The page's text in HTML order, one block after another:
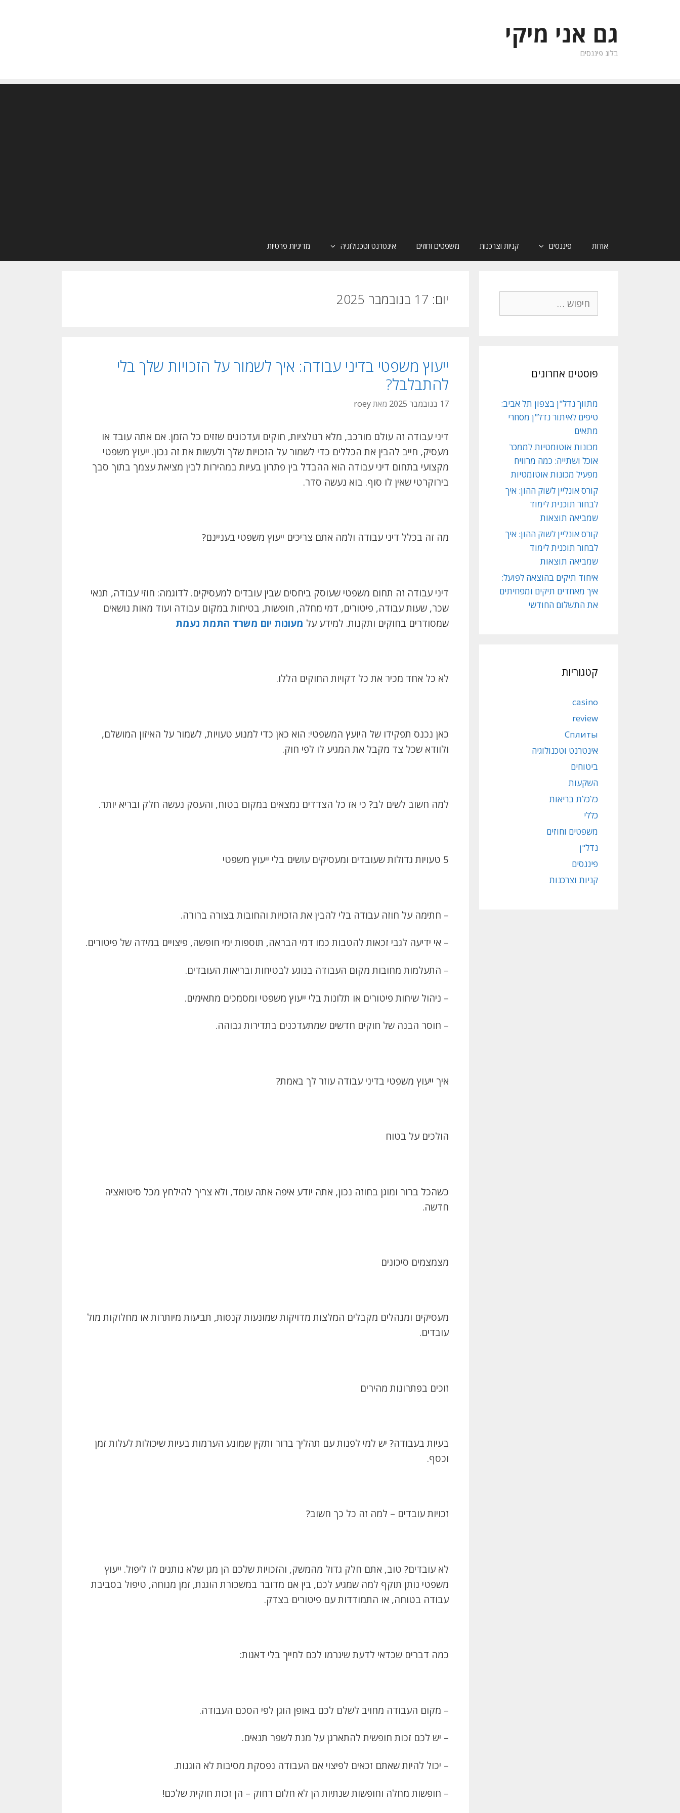
גם אני מיקי
בלוג פיננסים
אודות פיננסים קניות וצרכנות משפטים וחוזים אינטרנט וטכנולוגיה מדיניות פרטיות
יום: 17 בנובמבר 2025
ייעוץ משפטי בדיני עבודה: איך לשמור על הזכויות שלך בלי
להתבלבל?
17 בנובמבר 2025 מאתroey
דיני עבודה זה עולם מורכב, מלא רגולציות, חוקים ועדכונים שזזים כל הזמן. אם אתה עובד או
מעסיק, חייב להבין את הכללים כדי לשמור על הזכויות שלך ולעשות את זה נכון. ייעוץ משפטי
מקצועי בתחום דיני עבודה הוא ההבדל בין פתרון בעיות במהירות לבין מציאת עצמך בתוך סבך
בירוקרטי שאין לו סוף. בוא נעשה סדר.
מה זה בכלל דיני עבודה ולמה אתם צריכים ייעוץ משפטי בעניינם?
דיני עבודה זה תחום משפטי שעוסק ביחסים שבין עובדים למעסיקים. לדוגמה: חוזי עבודה, תנאי
שכר, שעות עבודה, פיטורים, דמי מחלה, חופשות, בטיחות במקום עבודה ועוד מאות נושאים
שמסודרים בחוקים ותקנות. למידע על מעונות יום משרד התמת נעמת
לא כל אחד מכיר את כל דקויות החוקים הללו.
כאן נכנס תפקידו של היועץ המשפטי: הוא כאן כדי למנוע טעויות, לשמור על האיזון המושלם,
ולוודא שכל צד מקבל את המגיע לו לפי חוק.
למה חשוב לשים לב? כי אז כל הצדדים נמצאים במקום בטוח, והעסק נעשה חלק ובריא יותר.
5 טעויות גדולות שעובדים ומעסיקים עושים בלי ייעוץ משפטי
– חתימה על חוזה עבודה בלי להבין את הזכויות והחובות בצורה ברורה.
– אי ידיעה לגבי זכאות להטבות כמו דמי הבראה, תוספות ימי חופשה, פיצויים במידה של פיטורים.
– התעלמות מחובות מקום העבודה בנוגע לבטיחות ובריאות העובדים.
– ניהול שיחות פיטורים או תלונות בלי ייעוץ משפטי ומסמכים מתאימים.
– חוסר הבנה של חוקים חדשים שמתעדכנים בתדירות גבוהה.
איך ייעוץ משפטי בדיני עבודה עוזר לך באמת?
הולכים על בטוח
כשהכל ברור ומוגן בחוזה נכון, אתה יודע איפה אתה עומד, ולא צריך להילחץ מכל סיטואציה
חדשה.
מצמצמים סיכונים
מעסיקים ומנהלים מקבלים המלצות מדויקות שמונעות קנסות, תביעות מיותרות או מחלוקות מול
עובדים.
זוכים בפתרונות מהירים
בעיות בעבודה? יש למי לפנות עם תהליך ברור ותקין שמונע הערמות בעיות שיכולות לעלות זמן
וכסף.
זכויות עובדים – למה זה כל כך חשוב?
לא עובדים? טוב, אתם חלק גדול מהמשק, והזכויות שלכם הן מגן שלא נותנים לו ליפול. ייעוץ
משפטי נותן תוקף למה שמגיע לכם, בין אם מדובר במשכורת הוגנת, זמן מנוחה, טיפול בסביבת
עבודה בטוחה, או התמודדות עם פיטורים בצדק.
כמה דברים שכדאי לדעת שיגרמו לכם לחייך בלי דאגות:
– מקום העבודה מחויב לשלם לכם באופן הוגן לפי הסכם העבודה.
– יש לכם זכות חופשית להתארגן על מנת לשפר תנאים.
– יכול להיות שאתם זכאים לפיצוי אם העבודה נפסקת מסיבות לא הוגנות.
– חופשות מחלה וחופשות שנתיות הן לא חלום רחוק – הן זכות חוקית שלכם!
פוסטים אחרונים
מתווך נדל"ן בצפון תל אביב:
טיפים לאיתור נדל"ן מסחרי
מתאים
מכונות אוטומטיות לממכר
אוכל ושתייה: כמה מרוויח
מפעיל מכונות אוטומטיות
קורס אונליין לשוק ההון: איך
לבחור תוכנית לימוד
שמביאה תוצאות
קורס אונליין לשוק ההון: איך
לבחור תוכנית לימוד
שמביאה תוצאות
איחוד תיקים בהוצאה לפועל:
איך מאחדים תיקים ומפחיתים
את התשלום החודשי
קטגוריות
casino
review
Сплиты
אינטרנט וטכנולוגיה
ביטוחים
השקעות
כלכלת בריאות
כללי
משפטים וחוזים
נדל"ן
פיננסים
קניות וצרכנות